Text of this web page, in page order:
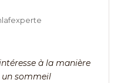
à la manière
un sommeil